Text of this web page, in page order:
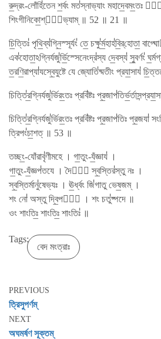
রু॒দ্রং-লোঁহি॑তেন শ॒র্বং মত॑স্নাভ্যাং মহাদে॒বমং॒তঃ
শিংগীনিকো॒শ্যা᳚ভ্যাম্ ॥ 52 ॥ 21 ॥
চি॒ত্তিঃ॑ পৃথি॒ব্য॑গ্নি॒স্সূর্যং॑ তে॒ চক্ষু॑র্ম॒হাহ॑বি॒র্​হোতা॒
এক॑হোতা॒ঽগ্নির্যজু॑র্ভি॒স্সেনেংদ্র॑স্য দে॒বস্য॑ সু॒বর্ণং॑
ত॒রণি॒রাপ্যা॑যস্বে॒যুষ্টে যে জ্যোতি॑ষ্মতীং প্রযা॒সায॑
চিত্তি॑র॒গ্নির্যজু॑র্ভিরং॒তঃ প্রবি॑ষ্টঃ
চিত্তি॑র॒গ্নির্যজু॑র্ভিরং॒তঃ প্রবি॑ষ্টঃ প্র॒জাপ॑তিঃ প্র॒জযা॑
ত্রিপং॑চা॒শত্ ॥ 53 ॥
তচ্ছং॒-যোঁরাবৃ॑ণীমহে । গা॒তুং-যঁ॒জ্ঞায॑ ।
গা॒তুং-যঁ॒জ্ঞপ॑তযে । দৈবী᳚ স্ব॒স্তির॑স্তু নঃ ।
স্ব॒স্তির্মানু॑ষেভ্যঃ । ঊ॒র্ধ্বং জি॑গাতু ভেষ॒জম্ ।
শং নো॑ অস্তু দ্বি॒পদে᳚ । শং চতু॑ষ্পদে ॥
ওং শাংতিঃ॒ শাংতিঃ॒ শাংতিঃ॑ ॥
Tags:
বেদ মংত্রাঃ
PREVIOUS
ত্রিসুপর্ণম্
NEXT
অঘমর্ষণ সূক্তম্